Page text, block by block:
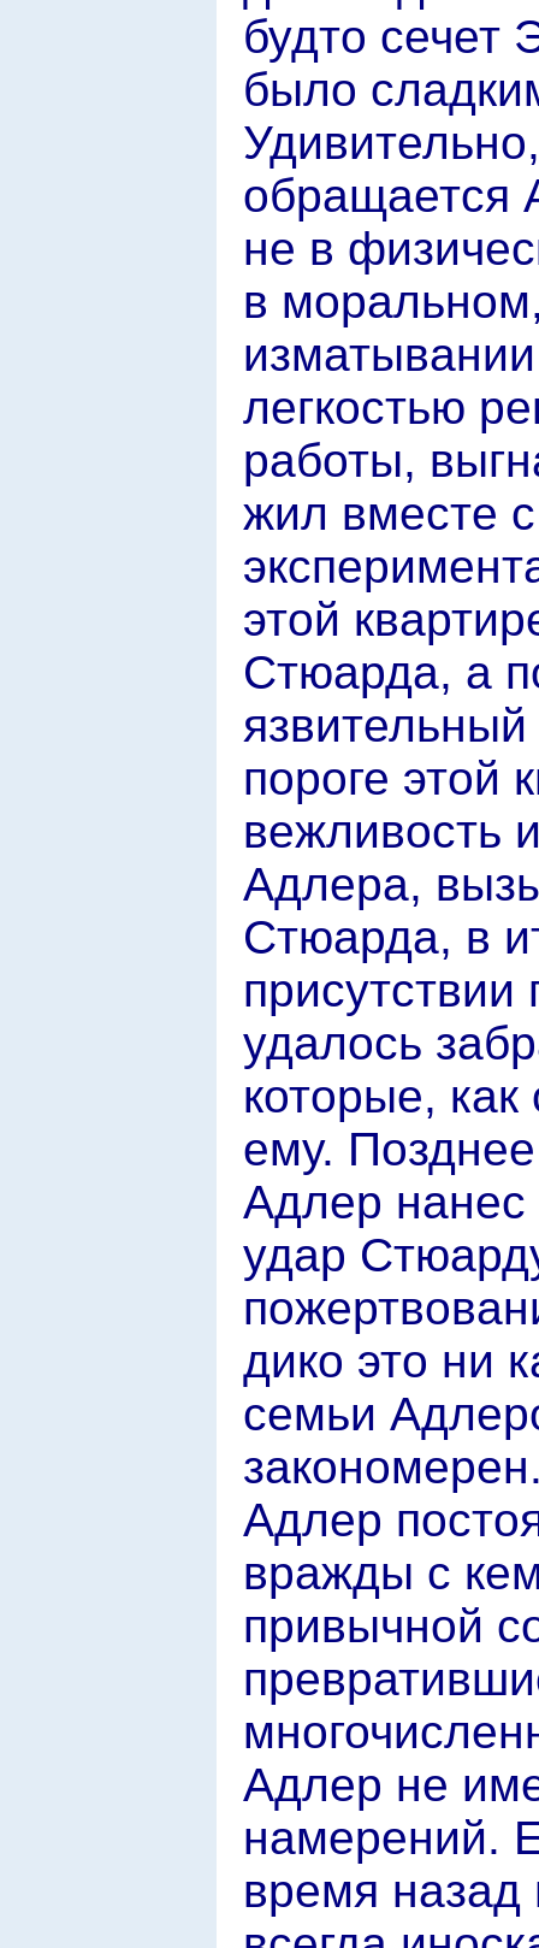
будто сечет
было
обращается
не в
в
легкостью
работы,
жил вместе
этой
Стюарда, а
пороге этой
вежливость
Адлера,
Стюарда, в
удалось
которые,
ему.
Адлер
удар
дико это ни
семьи
Адлер
вражды с
привычной
Адлер не
намерений.
время назад